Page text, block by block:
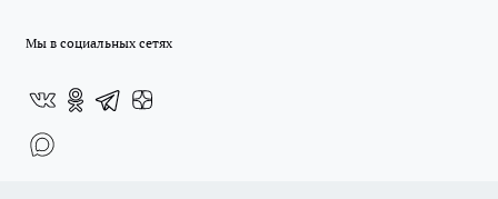
Мы в социальных сетях